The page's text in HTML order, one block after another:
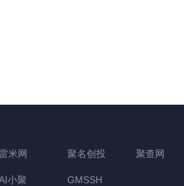
米网 聚名创投 聚查网
小聚 GMSSH